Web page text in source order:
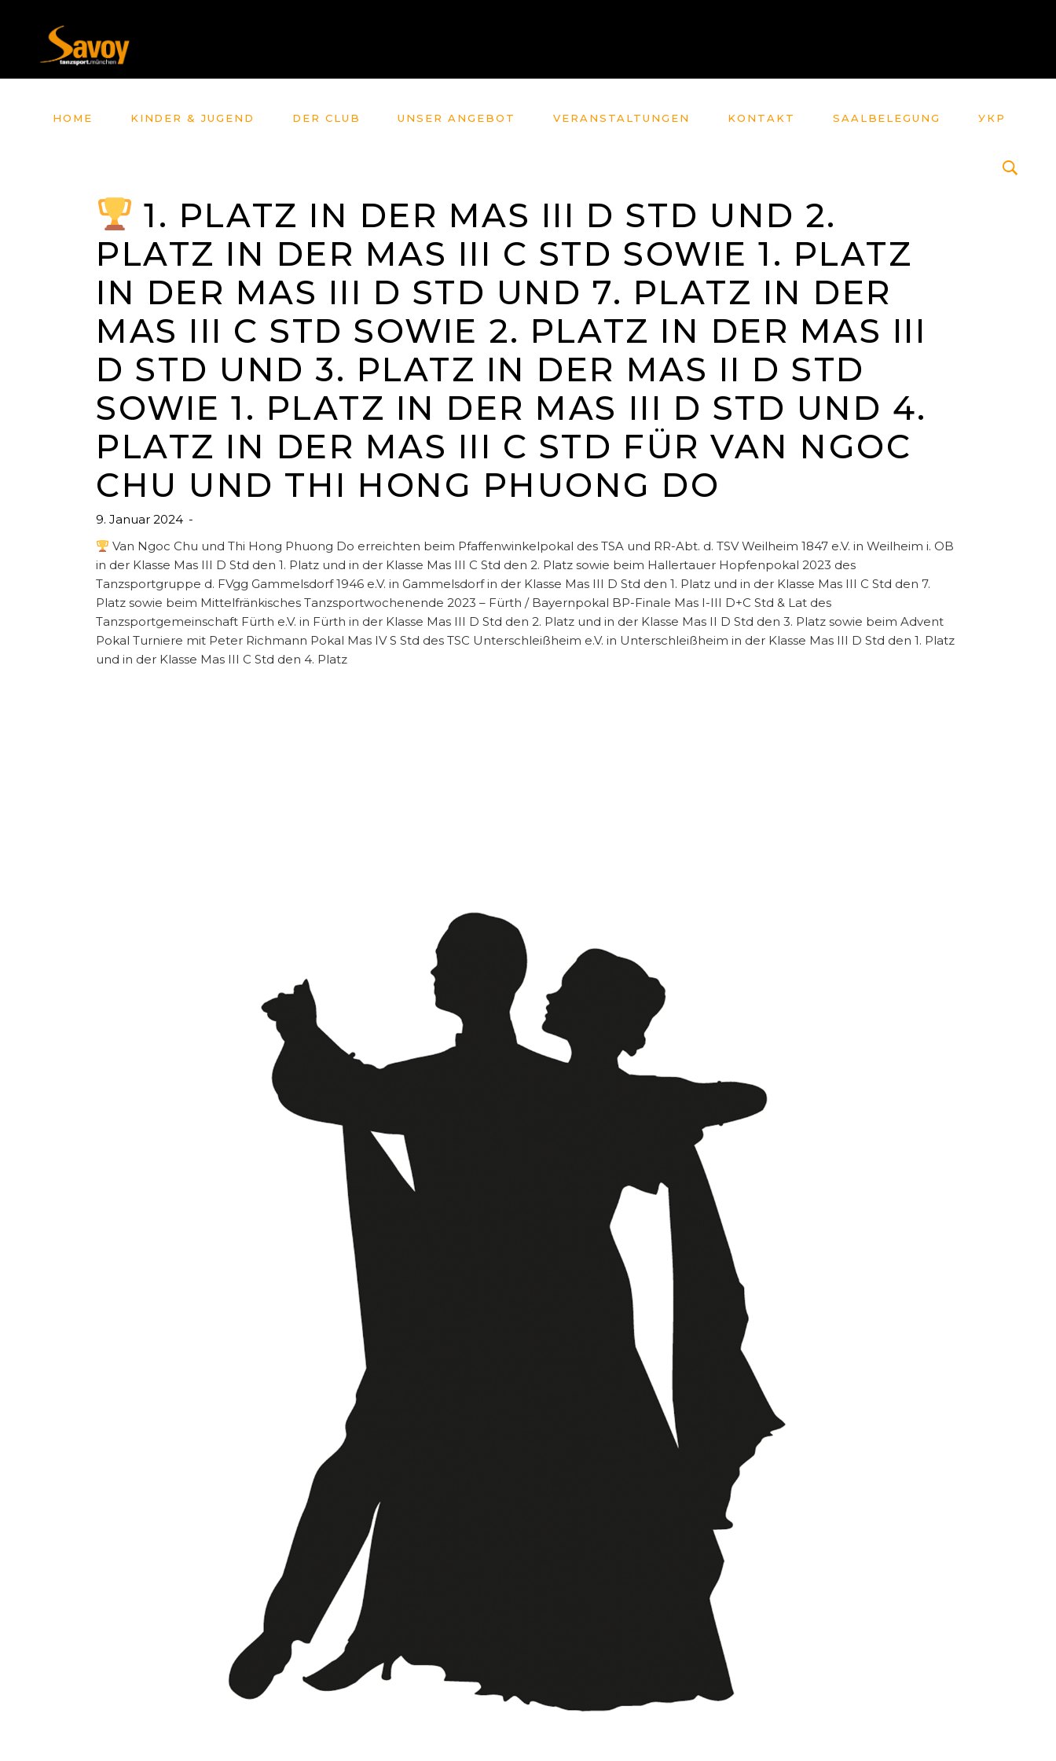
HOME KINDER & JUGEND DER CLUB UNSER ANGEBOT VERANSTALTUNGEN KONTAKT SAALBELEGUNG УКР
1. PLATZ IN DER MAS III D STD UND 2.
PLATZ IN DER MAS III C STD SOWIE 1. PLATZ
IN DER MAS III D STD UND 7. PLATZ IN DER
MAS III C STD SOWIE 2. PLATZ IN DER MAS III
D STD UND 3. PLATZ IN DER MAS II D STD
SOWIE 1. PLATZ IN DER MAS III D STD UND 4.
PLATZ IN DER MAS III C STD FÜR VAN NGOC
CHU UND THI HONG PHUONG DO
9. Januar 2024
Van Ngoc Chu und Thi Hong Phuong Do erreichten beim Pfaffenwinkelpokal des TSA und RR-Abt. d. TSV Weilheim 1847 e.V. in Weilheim i. OB
in der Klasse Mas III D Std den 1. Platz und in der Klasse Mas III C Std den 2. Platz sowie beim Hallertauer Hopfenpokal 2023 des
Tanzsportgruppe d. FVgg Gammelsdorf 1946 e.V. in Gammelsdorf in der Klasse Mas III D Std den 1. Platz und in der Klasse Mas III C Std den 7.
Platz sowie beim Mittelfränkisches Tanzsportwochenende 2023 – Fürth / Bayernpokal BP-Finale Mas I-III D+C Std & Lat des
Tanzsportgemeinschaft Fürth e.V. in Fürth in der Klasse Mas III D Std den 2. Platz und in der Klasse Mas II D Std den 3. Platz sowie beim Advent
Pokal Turniere mit Peter Richmann Pokal Mas IV S Std des TSC Unterschleißheim e.V. in Unterschleißheim in der Klasse Mas III D Std den 1. Platz
und in der Klasse Mas III C Std den 4. Platz